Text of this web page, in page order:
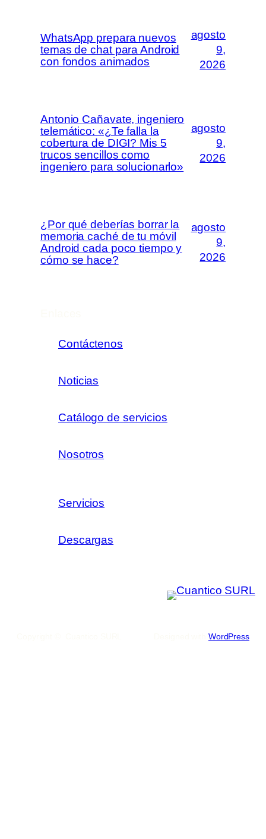
WhatsApp prepara nuevos
temas de chat para Android
con fondos animados
agosto
9,
2026
Antonio Cañavate, ingeniero
telemático: «¿Te falla la
cobertura de DIGI? Mis 5
trucos sencillos como
ingeniero para solucionarlo»
agosto
9,
2026
¿Por qué deberías borrar la
memoria caché de tu móvil
Android cada poco tiempo y
cómo se hace?
agosto
9,
2026
Contáctenos
Noticias
Catálogo de servicios
Nosotros
Servicios
Descargas
WordPress